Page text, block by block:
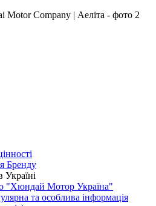
Бренду
Україні
"Хюндай Мотор Україна"
та особлива інформація